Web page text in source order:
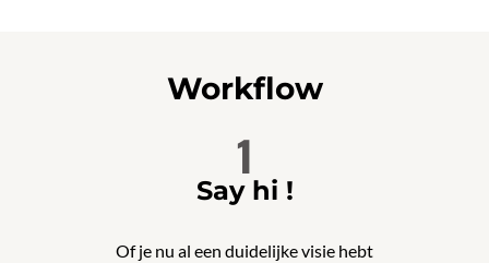
Workflow
1
Say hi !
Of je nu al een duidelijke visie hebt